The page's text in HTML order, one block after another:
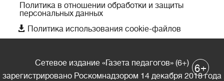
Политика в отношении обработки и защиты
персональных данных
 Политика использования cookie-файлов
Сетевое издание «Газета педагогов» (6+)
зарегистрировано Роскомнадзором 14 декабря 2018 года
6+